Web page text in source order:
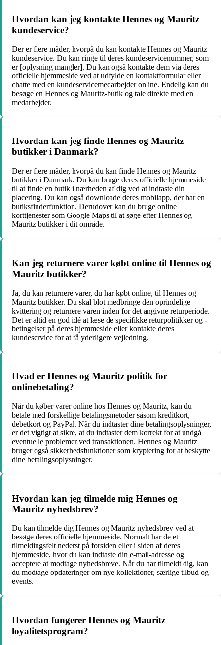
Hvordan kan jeg kontakte Hennes og Mauritz
kundeservice?
Der er flere måder, hvorpå du kan kontakte Hennes og Mauritz
kundeservice. Du kan ringe til deres kundeservicenummer, som
er [oplysning mangler]. Du kan også kontakte dem via deres
officielle hjemmeside ved at udfylde en kontaktformular eller
chatte med en kundeservicemedarbejder online. Endelig kan du
besøge en Hennes og Mauritz-butik og tale direkte med en
medarbejder.
Hvordan kan jeg finde Hennes og Mauritz
butikker i Danmark?
Der er flere måder, hvorpå du kan finde Hennes og Mauritz
butikker i Danmark. Du kan bruge deres officielle hjemmeside
til at finde en butik i nærheden af dig ved at indtaste din
placering. Du kan også downloade deres mobilapp, der har en
butiksfinderfunktion. Derudover kan du bruge online
korttjenester som Google Maps til at søge efter Hennes og
Mauritz butikker i dit område.
Kan jeg returnere varer købt online til Hennes og
Mauritz butikker?
Ja, du kan returnere varer, du har købt online, til Hennes og
Mauritz butikker. Du skal blot medbringe den oprindelige
kvittering og returnere varen inden for det angivne returperiode.
Det er altid en god idé at læse de specifikke returpolitikker og -
betingelser på deres hjemmeside eller kontakte deres
kundeservice for at få yderligere vejledning.
Hvad er Hennes og Mauritz politik for
onlinebetaling?
Når du køber varer online hos Hennes og Mauritz, kan du
betale med forskellige betalingsmetoder såsom kreditkort,
debetkort og PayPal. Når du indtaster dine betalingsoplysninger,
er det vigtigt at sikre, at du indtaster dem korrekt for at undgå
eventuelle problemer ved transaktionen. Hennes og Mauritz
bruger også sikkerhedsfunktioner som kryptering for at beskytte
dine betalingsoplysninger.
Hvordan kan jeg tilmelde mig Hennes og
Mauritz nyhedsbrev?
Du kan tilmelde dig Hennes og Mauritz nyhedsbrev ved at
besøge deres officielle hjemmeside. Normalt har de et
tilmeldingsfelt nederst på forsiden eller i siden af deres
hjemmeside, hvor du kan indtaste din e-mail-adresse og
acceptere at modtage nyhedsbreve. Når du har tilmeldt dig, kan
du modtage opdateringer om nye kollektioner, særlige tilbud og
events.
Hvordan fungerer Hennes og Mauritz
loyalitetsprogram?